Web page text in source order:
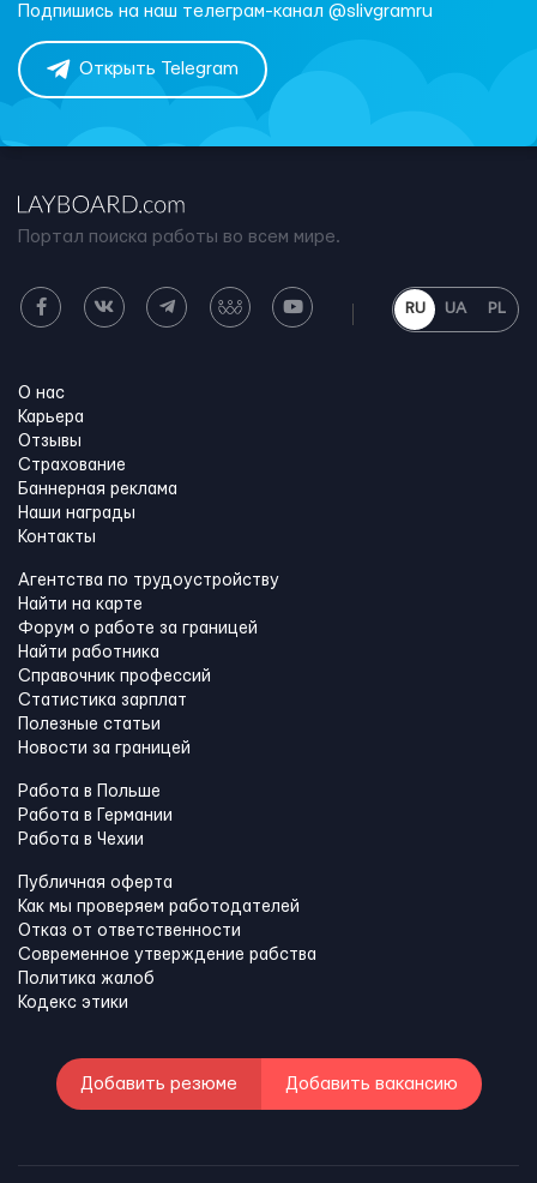
Подпишись на наш телеграм-канал @slivgramru
Открыть Telegram
Портал поиска работы во всем мире.
RU UA PL
О нас
Карьера
Отзывы
Страхование
Баннерная реклама
Наши награды
Контакты
Агентства по трудоустройству
Найти на карте
Форум о работе за границей
Найти работника
Справочник профессий
Статистика зарплат
Полезные статьи
Новости за границей
Работа в Польше
Работа в Германии
Работа в Чехии
Публичная оферта
Как мы проверяем работодателей
Отказ от ответственности
Современное утверждение рабства
Политика жалоб
Кодекс этики
Добавить резюме Добавить вакансию